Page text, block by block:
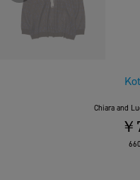
Chiara and